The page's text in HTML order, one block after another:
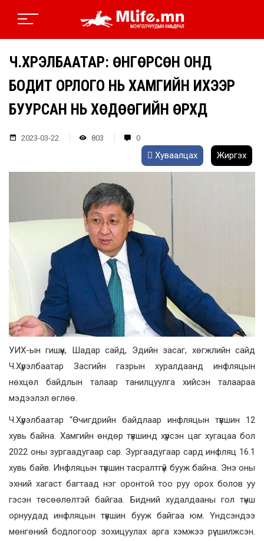
Ч.ХҮРЭЛБААТАР: ӨНГӨРСӨН ОНД
БОДИТ ОРЛОГО НЬ ХАМГИЙН ИХЭЭР
БУУРСАН НЬ ХӨДӨӨГИЙН ӨРХҮҮД
2023-03-22 803 0
Хуваалцах Жиргэх
УИХ-ын гишүүн, Шадар сайд, Эдийн засаг, хөгжлийн сайд
Ч.Хүрэлбаатар Засгийн газрын хуралдаанд инфляцын
нөхцөл байдлын талаар танилцуулга хийсэн талаараа
мэдээлэл өглөө.
Ч.Хүрэлбаатар “Өчигдрийн байдлаар инфляцын түвшин 12
хувь байна. Хамгийн өндөр түвшинд хүрсэн цаг хугацаа бол
2022 оны зургаадугаар сар. Зургаадугаар сард инфляц 16.1
хувь байв. Инфляцын түвшин тасралтгүй бууж байна. Энэ оны
эхний хагаст багтаад нэг оронтой тоо руу орох болов уу
гэсэн төсөөлөлтэй байгаа. Бидний худалдааны гол түнш
орнуудад инфляцын түвшин бууж байгаа юм. Үндсэндээ
мөнгөний бодлогоор зохицуулах арга хэмжээ рүү шилжсэн.